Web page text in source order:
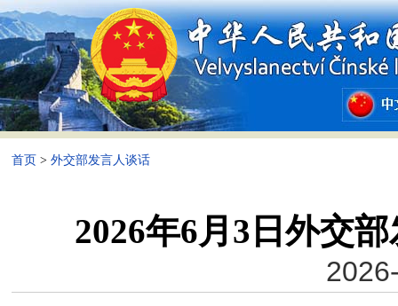
首页 > 外交部发言人谈话
2026年6月3日外交